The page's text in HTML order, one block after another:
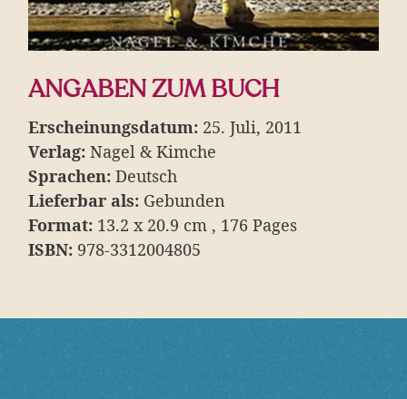
ANGABEN ZUM BUCH
Erscheinungsdatum: 25. Juli, 2011
Verlag: Nagel & Kimche
Sprachen: Deutsch
Lieferbar als: Gebunden
Format: 13.2 x 20.9 cm , 176 Pages
ISBN: 978-3312004805